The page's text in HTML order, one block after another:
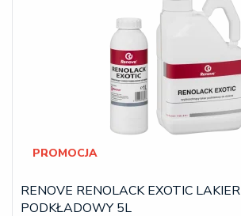
PROMOCJA
RENOVE RENOLACK EXOTIC LAKIER
PODKŁADOWY 5L